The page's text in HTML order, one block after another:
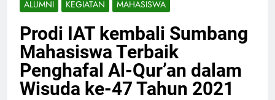
ALUMNI KEGIATAN MAHASISWA
Prodi IAT kembali Sumbang
Mahasiswa Terbaik
Penghafal Al-Qur’an dalam
Wisuda ke-47 Tahun 2021